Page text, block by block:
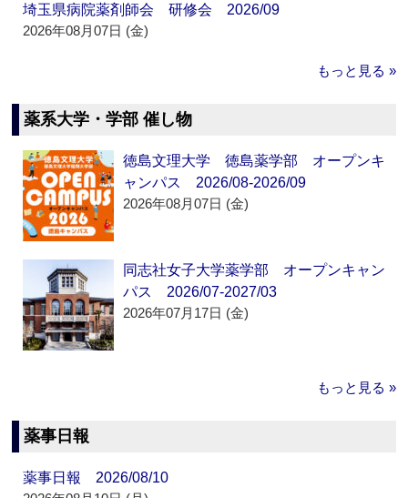
埼玉県病院薬剤師会 研修会 2026/09
2026年08月07日 (金)
もっと見る »
薬系大学・学部 催し物
徳島文理大学 徳島薬学部 オープンキ
ャンパス 2026/08-2026/09
2026年08月07日 (金)
同志社女子大学薬学部 オープンキャン
パス 2026/07-2027/03
2026年07月17日 (金)
もっと見る »
薬事日報
薬事日報 2026/08/10